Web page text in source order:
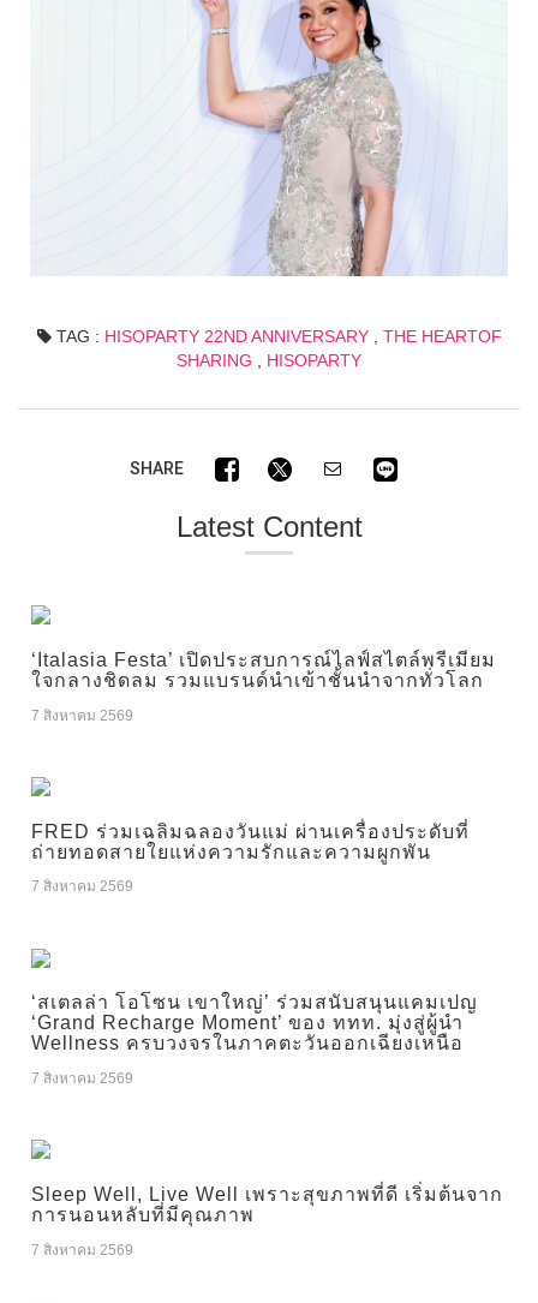
TAG : HISOPARTY 22ND ANNIVERSARY, THE HEARTOF
SHARING
HISOPARTY
SHARE
Latest Content
‘Italasia Festa’ เปิดประสบการณ์ไลฟ์สไตล์พรีเมียม
ใจกลางชิดลม รวมแบรนด์นำเข้าชั้นนำจากทั่วโลก
7 สิงหาคม 2569
FRED ร่วมเฉลิมฉลองวันแม่ ผ่านเครื่องประดับที่
ถ่ายทอดสายใยแห่งความรักและความผูกพัน
7 สิงหาคม 2569
‘สเตลล่า โอโซน เขาใหญ่’ ร่วมสนับสนุนแคมเปญ
‘Grand Recharge Moment’ ของ ททท. มุ่งสู่ผู้นำ
Wellness ครบวงจรในภาคตะวันออกเฉียงเหนือ
7 สิงหาคม 2569
Sleep Well, Live Well เพราะสุขภาพที่ดี เริ่มต้นจาก
การนอนหลับที่มีคุณภาพ
7 สิงหาคม 2569